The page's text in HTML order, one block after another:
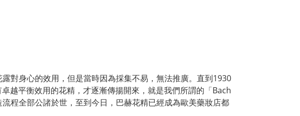
對身心的效用，但是當時因為採集不易，無法推廣。直到1930
越平衡效用的花精，才逐漸傳揚開來，就是我們所謂的「Bach
程全部公諸於世，至到今日，巴赫花精已經成為歐美藥妝店都